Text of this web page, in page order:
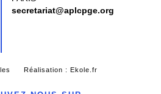
secretariat@aplcpge.org
Réalisation : Ekole.fr